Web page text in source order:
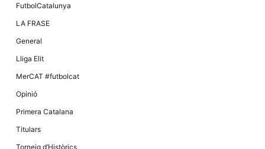
FutbolCatalunya
LA FRASE
General
Lliga Elit
MerCAT #futbolcat
Opinió
Primera Catalana
Titulars
Torneig d’Històrics